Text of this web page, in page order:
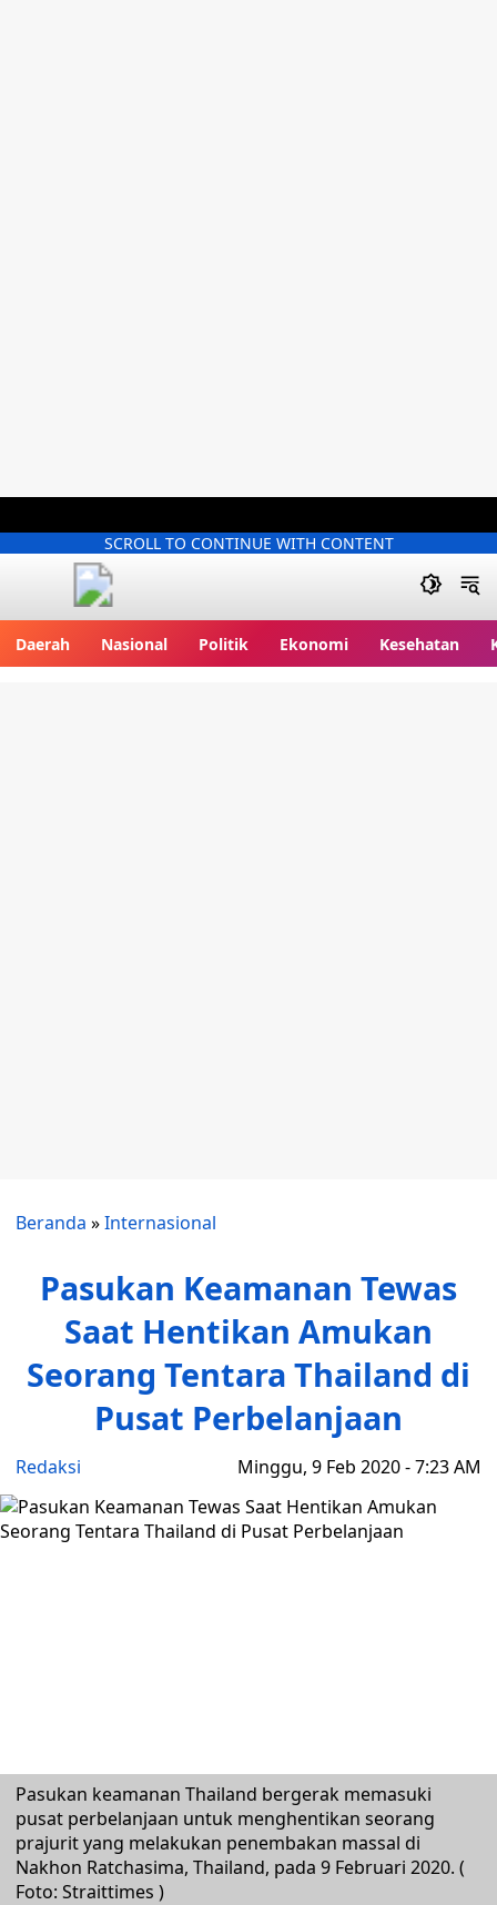
SCROLL TO CONTINUE WITH CONTENT
Daerah Nasional Politik Ekonomi Kesehatan
Beranda »Internasional
Pasukan Keamanan Tewas
Saat Hentikan Amukan
Seorang Tentara Thailand di
Pusat Perbelanjaan
Redaksi Minggu, 9 Feb 2020 - 7:23 AM
Pasukan keamanan Thailand bergerak memasuki
pusat perbelanjaan untuk menghentikan seorang
prajurit yang melakukan penembakan massal di
Nakhon Ratchasima, Thailand, pada 9 Februari 2020. (
Foto: Straittimes )